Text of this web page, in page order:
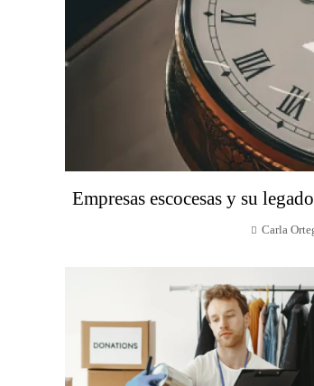
Empresas escocesas y su
Carla